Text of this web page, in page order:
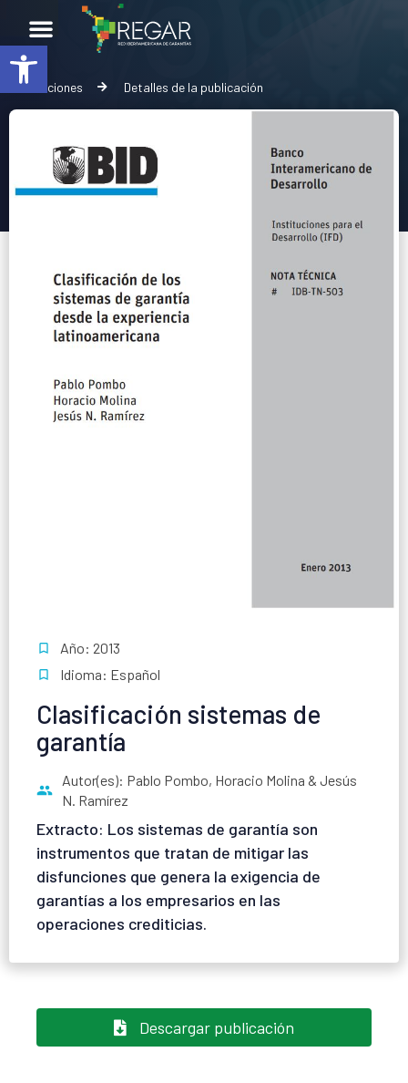
Abrir barra de herramientas
Publicaciones Detalles de la publicación
Año: 2013
Idioma: Español
Clasificación sistemas de
garantía
Autor(es): Pablo Pombo, Horacio Molina & Jesús
N. Ramírez
Extracto: Los sistemas de garantía son
instrumentos que tratan de mitigar las
disfunciones que genera la exigencia de
garantías a los empresarios en las
operaciones crediticias.
Descargar publicación